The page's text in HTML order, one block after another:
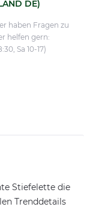
DE)
haben Fragen zu
helfen gern:
Sa 10-17)
Stiefelette die
Trenddetails